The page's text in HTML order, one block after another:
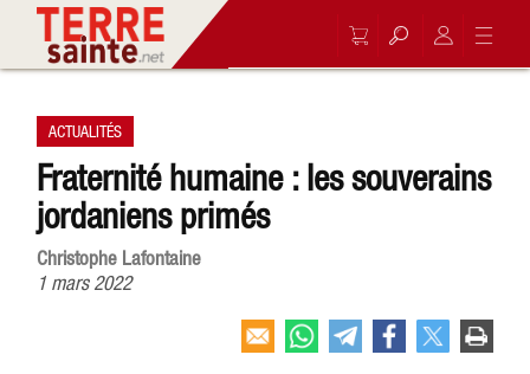
ACTUALITÉS
Fraternité humaine : les souverains
jordaniens primés
Christophe Lafontaine
1 mars 2022